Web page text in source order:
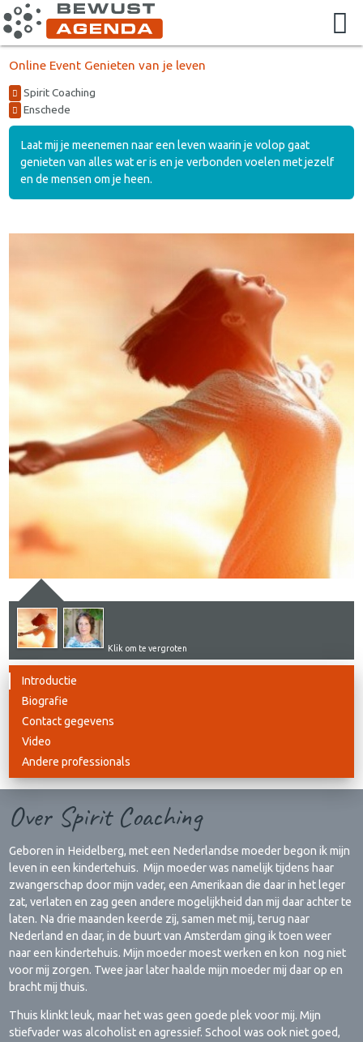
Online Event Genieten van je leven
Spirit Coaching
Enschede
Laat mij je meenemen naar een leven waarin je volop gaat
genieten van alles wat er is en je verbonden voelen met jezelf
en de mensen om je heen.
Klik om te vergroten
Introductie
Biografie
Contact gegevens
Video
Andere professionals
Over Spirit Coaching
Geboren in Heidelberg, met een Nederlandse moeder begon ik mijn
leven in een kindertehuis. Mijn moeder was namelijk tijdens haar
zwangerschap door mijn vader, een Amerikaan die daar in het leger
zat, verlaten en zag geen andere mogelijkheid dan mij daar achter te
laten. Na drie maanden keerde zij, samen met mij, terug naar
Nederland en daar, in de buurt van Amsterdam ging ik toen weer
naar een kindertehuis. Mijn moeder moest werken en kon nog niet
voor mij zorgen. Twee jaar later haalde mijn moeder mij daar op en
bracht mij thuis.
Thuis klinkt leuk, maar het was geen goede plek voor mij. Mijn
stiefvader was alcoholist en agressief. School was ook niet goed,